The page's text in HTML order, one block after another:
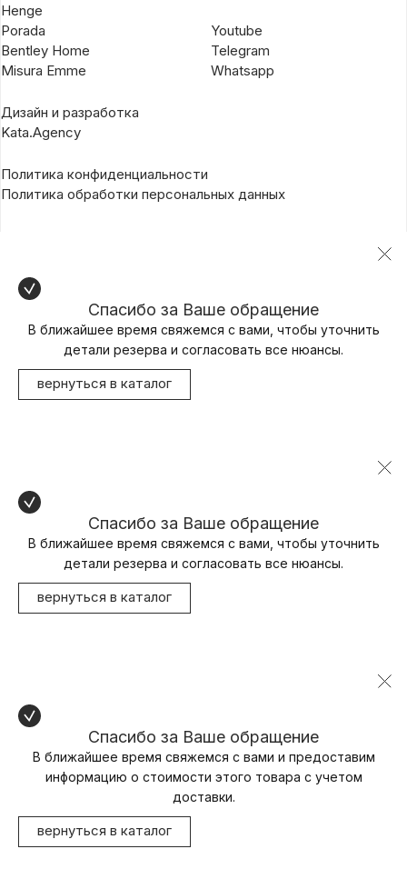
Henge
Porada
Bentley Home
Misura Emme
Youtube
Telegram
Whatsapp
Дизайн и разработка
Kata.Agency
Политика конфиденциальности
Политика обработки персональных данных
Спасибо за Ваше обращение
В ближайшее время свяжемся с вами, чтобы уточнить
детали резерва и согласовать все нюансы.
вернуться в каталог
Спасибо за Ваше обращение
В ближайшее время свяжемся с вами, чтобы уточнить
детали резерва и согласовать все нюансы.
вернуться в каталог
Спасибо за Ваше обращение
В ближайшее время свяжемся с вами и предоставим
информацию о стоимости этого товара с учетом
доставки.
вернуться в каталог